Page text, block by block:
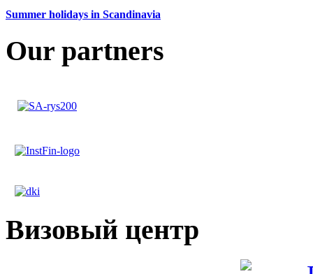
Summer holidays in Scandinavia
Our partners
Визовый центр